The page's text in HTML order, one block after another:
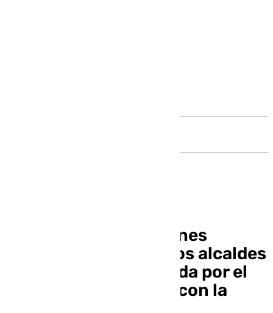
Estas son las soluciones
urgentes que piden los alcaldes
de la Serranía de Ronda por el
corte de la carretera con la